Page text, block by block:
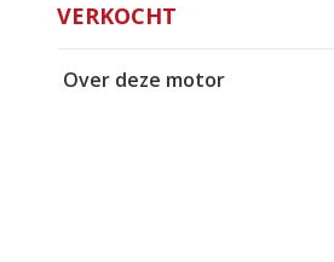
VERKOCHT
Over deze motor